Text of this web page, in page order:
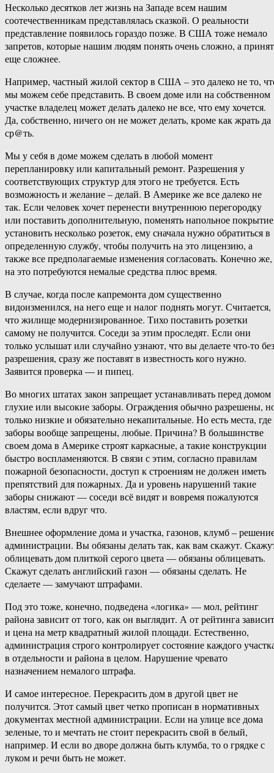
Несколько десятков лет жизнь на Западе всем нашим
соотечественникам представлялась сказкой. О реальности
представление появилось гораздо позже. В США тоже немало
запретов, которые нашим людям понять очень сложно, а
еще сложнее.
Например, частный жилой сектор в США – это далеко не то,
мы можем себе представить. В своем доме или на собственном
участке владелец может делать далеко не все, что ему хочется.
Да, собственно, ничего он не может делать, кроме как жрать да
ср@ть.
Мы у себя в доме можем сделать в любой момент
перепланировку или капитальный ремонт. Разрешения у
соответствующих структур для этого не требуется. Есть
возможность и желание – делай. В Америке же все далеко не
так. Если человек хочет перенести внутреннюю перегородку
или поставить дополнительную, поменять напольное
установить несколько розеток, ему сначала нужно обратиться в
определенную службу, чтобы получить на это лицензию, а
также все предполагаемые изменения согласовать. Конечно же,
на это потребуются немалые средства плюс время.
В случае, когда после капремонта дом существенно
видоизменился, на него еще и налог поднять могут. Считается,
что жилище модернизированное. Тихо поставить розетки
самому не получится. Соседи за этим проследят. Если они
только услышат или случайно узнают, что вы делаете что-то без
разрешения, сразу же поставят в известность кого нужно.
Заявится проверка — и пипец.
Во многих штатах закон запрещает устанавливать перед домом
глухие или высокие заборы. Ограждения обычно разрешены,
только низкие и обязательно некапитальные. Но есть места, где
заборы вообще запрещены, любые. Причина? В большинстве
своем дома в Америке строят каркасные, а такие конструкции
быстро воспламеняются. В связи с этим, согласно правилам
пожарной безопасности, доступ к строениям не должен иметь
препятствий для пожарных. Да и уровень нарушений такие
заборы снижают — соседи всё видят и вовремя пожалуются
властям, если вдруг что.
Внешнее оформление дома и участка, газонов, клумб –
администрации. Вы обязаны делать так, как вам скажут.
облицевать дом плиткой серого цвета — обязаны облицевать.
Скажут сделать английский газон — обязаны сделать. Не
сделаете — замучают штрафами.
Под это тоже, конечно, подведена «логика» — мол, рейтинг
района зависит от того, как он выглядит. А от рейтинга зависит
и цена на метр квадратный жилой площади. Естественно,
администрация строго контролирует состояние каждого
в отдельности и района в целом. Нарушение чревато
назначением немалого штрафа.
И самое интересное. Перекрасить дом в другой цвет не
получится. Этот самый цвет четко прописан в нормативных
документах местной администрации. Если на улице все дома
зеленые, то и мечтать не стоит перекрасить свой в белый,
например. И если во дворе должна быть клумба, то о грядке с
луком и речи быть не может.